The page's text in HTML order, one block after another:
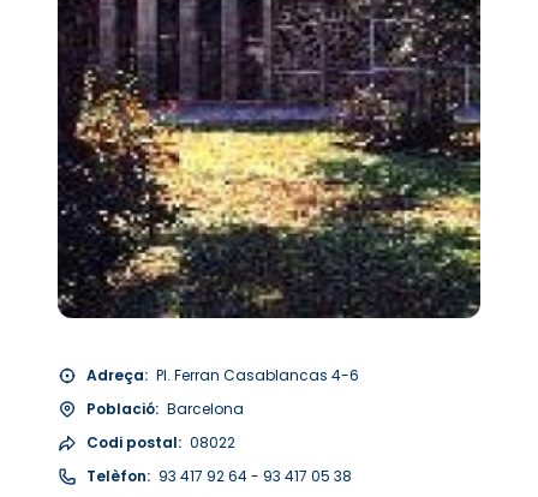
Adreça: Pl. Ferran Casablancas 4-6
Població: Barcelona
Codi postal: 08022
Telèfon: 93 417 92 64 - 93 417 05 38